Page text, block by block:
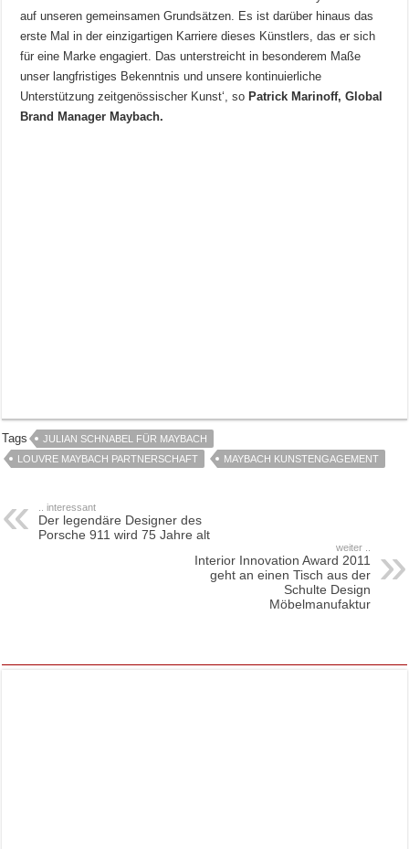
auf unseren gemeinsamen Grundsätzen. Es ist darüber hinaus das
erste Mal in der einzigartigen Karriere dieses Künstlers, das er sich
für eine Marke engagiert. Das unterstreicht in besonderem Maße
unser langfristiges Bekenntnis und unsere kontinuierliche
Unterstützung zeitgenössischer Kunst‘, so Patrick Marinoff, Global
Brand Manager Maybach.
Tags
JULIAN SCHNABEL FÜR MAYBACH
LOUVRE MAYBACH PARTNERSCHAFT
MAYBACH KUNSTENGAGEMENT
.. interessant
Der legendäre Designer des
Porsche 911 wird 75 Jahre alt
weiter ..
Interior Innovation Award 2011
geht an einen Tisch aus der
Schulte Design
Möbelmanufaktur